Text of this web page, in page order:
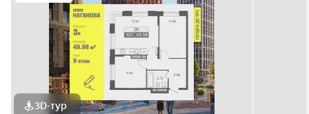
3D-тур